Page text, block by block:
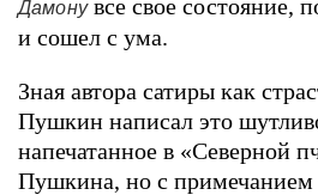
Дамонувсе свое состояние,
и сошел с ума.
Зная автора сатиры как
Пушкин написал это
напечатанное в «Северной
Пушкина, но с примечанием